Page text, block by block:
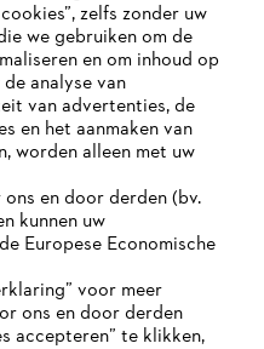
NIET
zelfs zonder uw
we gebruiken om de
en om inhoud op
analyse van
van advertenties, de
en het aanmaken van
worden alleen met uw
en door derden (bv.
kunnen uw
Europese Economische
voor meer
ons en door derden
accepteren” te klikken,